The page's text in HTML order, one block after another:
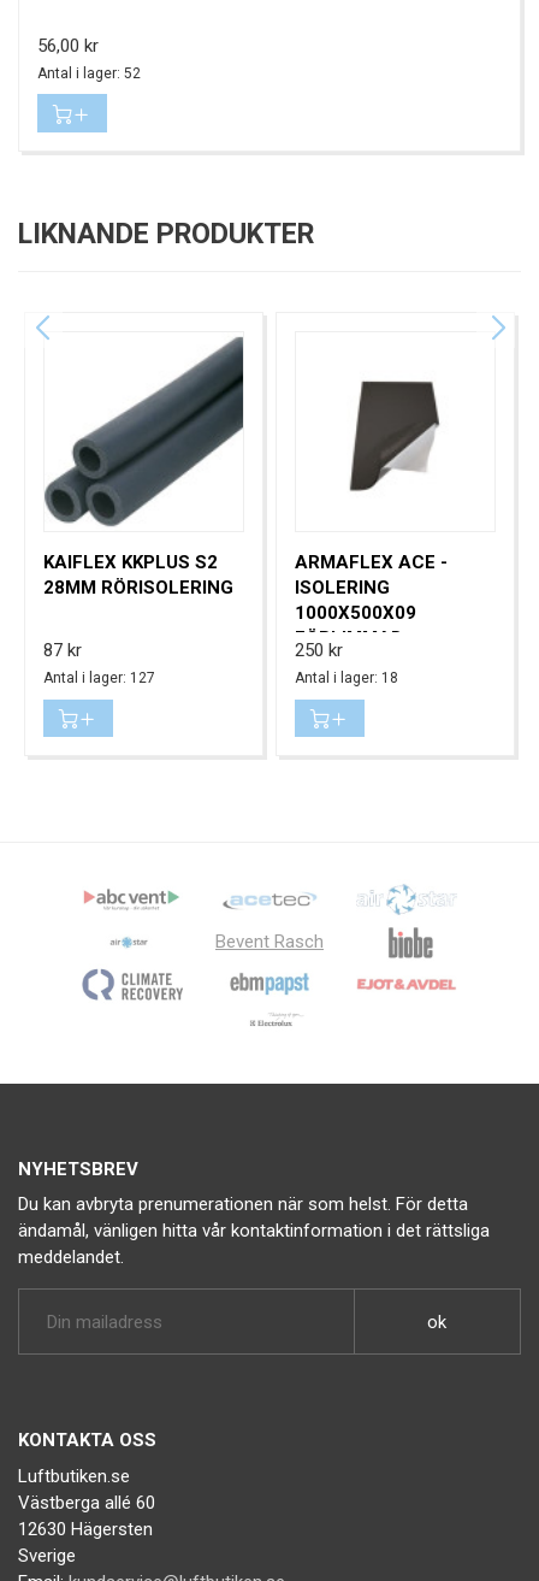
Pris
56,00 kr
Antal i lager: 52
LIKNANDE PRODUKTER
KAIFLEX KKPLUS S2
28MM RÖRISOLERING
Pris
87 kr
Antal i lager: 127
ARMAFLEX ACE -
ISOLERING
1000X500X09
FÖRLIMMAD
Pris
250 kr
Antal i lager: 18
Bevent Rasch
NYHETSBREV
Du kan avbryta prenumerationen när som helst. För detta
ändamål, vänligen hitta vår kontaktinformation i det rättsliga
meddelandet.
KONTAKTA OSS
Luftbutiken.se
Västberga allé 60
12630 Hägersten
Sverige